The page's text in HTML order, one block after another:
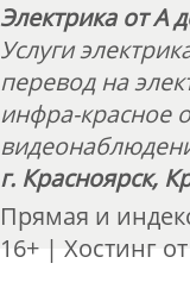
Электрика от А
Услуги
перевод на
инфра-красное
г. Красноярск,
Прямая и
16+ | Хостинг от